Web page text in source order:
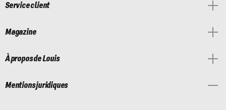
Service client
Magazine
À propos de Louis
Mentions juridiques